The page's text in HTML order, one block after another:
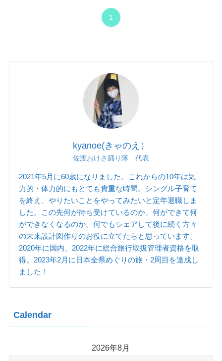
1
kyanoe(きゃのえ）
佐渡おけさ踊り隊 代表
2021年5月に60歳になりました。これからの10年は気
力的・体力的にもとても貴重な時間。シングル子育て
を終え、やりたいことをやってみたいと定年退職しま
した。この先何が待ち受けているのか、何ができて何
ができなくなるのか。何でもシェアして後に続く方々
の未来設計図作りのお役に立てたらと思っています。
2020年に国内、2022年に総合旅行取扱管理者資格を取
得。2023年2月に日本全県めぐりの旅・2周目を達成し
ました！
Calendar
2026年8月